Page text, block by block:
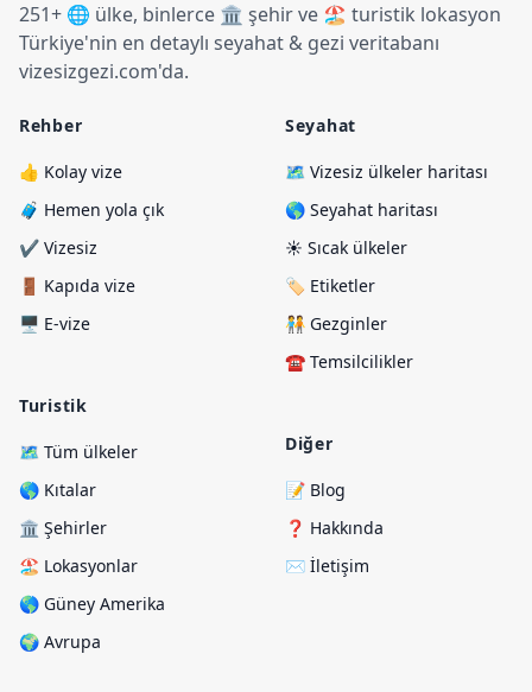
251+ 🌐 ülke, binlerce 🏛️ şehir ve 🏖️ turistik lokasyon
Türkiye'nin en detaylı seyahat & gezi veritabanı
vizesizgezi.com'da.
Rehber
👍 Kolay vize
🧳 Hemen yola çık
✔️ Vizesiz
🚪 Kapıda vize
🖥️ E-vize
Turistik
🗺️ Tüm ülkeler
🌎 Kıtalar
🏛️ Şehirler
🏖️ Lokasyonlar
🌎 Güney Amerika
🌍 Avrupa
Seyahat
🗺️ Vizesiz ülkeler haritası
🌎 Seyahat haritası
☀️ Sıcak ülkeler
🏷️ Etiketler
🧑‍🤝‍🧑 Gezginler
☎️ Temsilcilikler
Diğer
📝 Blog
❓ Hakkında
✉️ İletişim